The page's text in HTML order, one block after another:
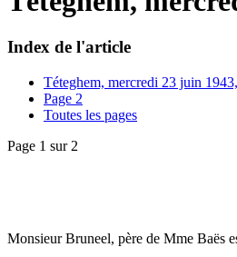
Index de l'article
Téteghem, mercredi 23 juin
Page 2
Toutes les pages
Page 1 sur 2
Monsieur Bruneel, père de Mme Baës